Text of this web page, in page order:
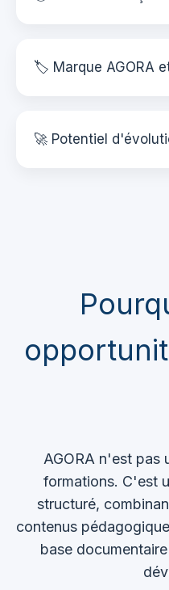
🏷️ Marque AGORA
🚀 Potentiel
AGORA n'est pas
formations. C'est
structuré,
contenus
base